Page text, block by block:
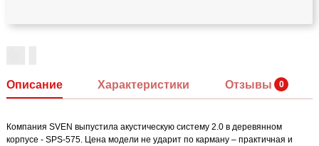
Описание Характеристики Отзывы
Компания SVEN выпустила акустическую систему 2.0 в деревянном
корпусе - SPS-575. Цена модели не ударит по карману – практичная и